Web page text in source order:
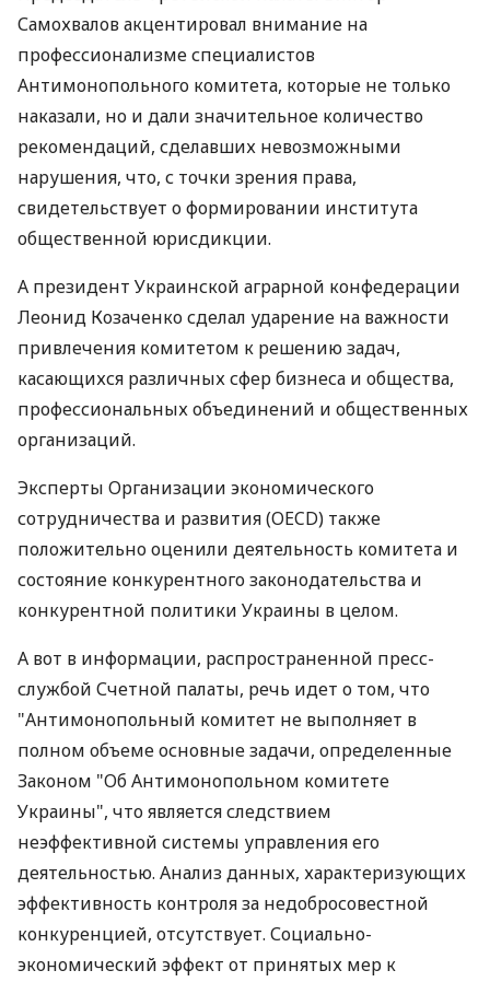
Самохвалов акцентировал внимание на
профессионализме специалистов
Антимонопольного комитета, которые не только
наказали, но и дали значительное количество
рекомендаций, сделавших невозможными
нарушения, что, с точки зрения права,
свидетельствует о формировании института
общественной юрисдикции.
А президент Украинской аграрной конфедерации
Леонид Козаченко сделал ударение на важности
привлечения комитетом к решению задач,
касающихся различных сфер бизнеса и общества,
профессиональных объединений и общественных
организаций.
Эксперты Организации экономического
сотрудничества и развития (OECD) также
положительно оценили деятельность комитета и
состояние конкурентного законодательства и
конкурентной политики Украины в целом.
А вот в информации, распространенной пресс-
службой Счетной палаты, речь идет о том, что
"Антимонопольный комитет не выполняет в
полном объеме основные задачи, определенные
Законом "Об Антимонопольном комитете
Украины", что является следствием
неэффективной системы управления его
деятельностью. Анализ данных, характеризующих
эффективность контроля за недобросовестной
конкуренцией, отсутствует. Социально-
экономический эффект от принятых мер к